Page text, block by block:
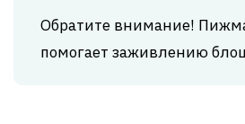
Обратите внимание!
помогает заживлению